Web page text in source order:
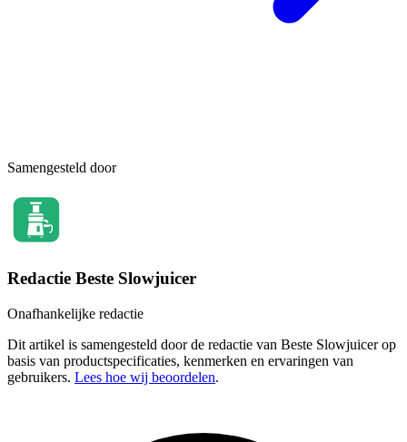
Samengesteld door
Redactie Beste Slowjuicer
Onafhankelijke redactie
Dit artikel is samengesteld door de redactie van Beste Slowjuicer op
basis van productspecificaties, kenmerken en ervaringen van
gebruikers. Lees hoe wij beoordelen.